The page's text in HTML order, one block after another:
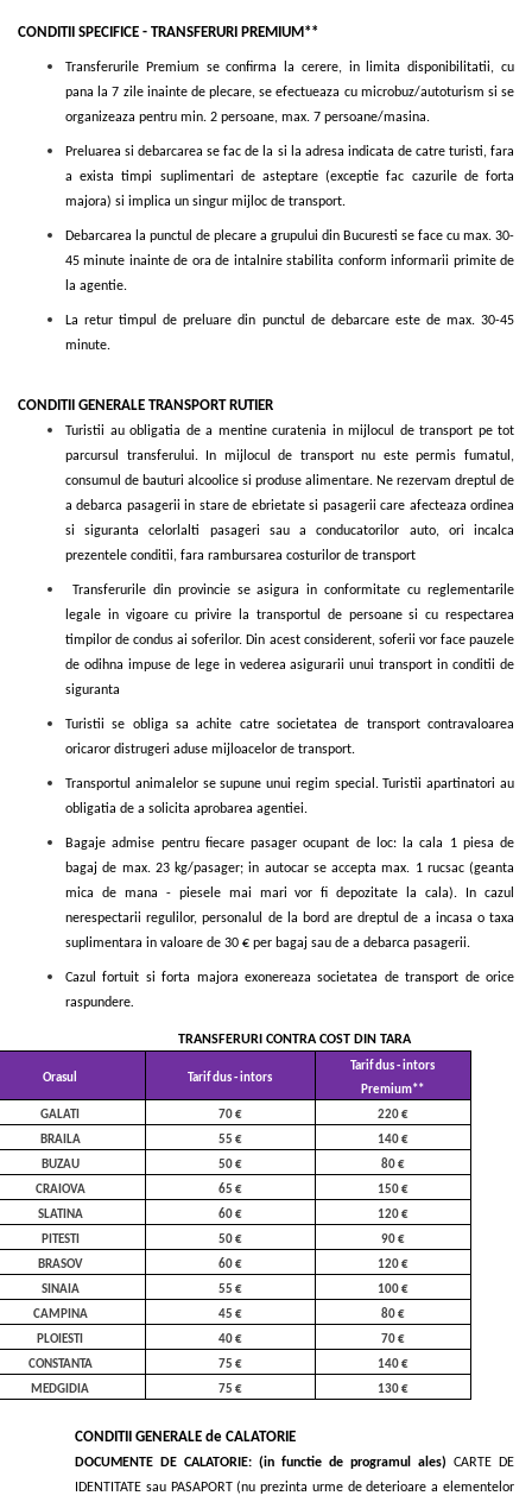
CONDITII SPECIFICE - TRANSFERURI PREMIUM**
Transferurile Premium se confirma la cerere, in limita disponibilitatii, cu
pana la 7 zile inainte de plecare, se efectueaza cu microbuz/autoturism si se
organizeaza pentru min. 2 persoane, max. 7 persoane/masina.
Preluarea si debarcarea se fac de la si la adresa indicata de catre turisti, fara
a exista timpi suplimentari de asteptare (exceptie fac cazurile de forta
majora) si implica un singur mijloc de transport.
Debarcarea la punctul de plecare a grupului din Bucuresti se face cu max. 30-
45 minute inainte de ora de intalnire stabilita conform informarii primite de
la agentie.
La retur timpul de preluare din punctul de debarcare este de max. 30-45
minute.
CONDITII GENERALE TRANSPORT RUTIER
Turistii au obligatia de a mentine curatenia in mijlocul de transport pe tot
parcursul transferului. In mijlocul de transport nu este permis fumatul,
consumul de bauturi alcoolice si produse alimentare. Ne rezervam dreptul de
a debarca pasagerii in stare de ebrietate si pasagerii care afecteaza ordinea
si siguranta celorlalti pasageri sau a conducatorilor auto, ori incalca
prezentele conditii, fara rambursarea costurilor de transport
Transferurile din provincie se asigura in conformitate cu reglementarile
legale in vigoare cu privire la transportul de persoane si cu respectarea
timpilor de condus ai soferilor. Din acest considerent, soferii vor face pauzele
de odihna impuse de lege in vederea asigurarii unui transport in conditii de
siguranta
Turistii se obliga sa achite catre societatea de transport contravaloarea
oricaror distrugeri aduse mijloacelor de transport.
Transportul animalelor se supune unui regim special. Turistii apartinatori au
obligatia de a solicita aprobarea agentiei.
Bagaje admise pentru fiecare pasager ocupant de loc: la cala 1 piesa de
bagaj de max. 23 kg/pasager; in autocar se accepta max. 1 rucsac (geanta
mica de mana - piesele mai mari vor fi depozitate la cala). In cazul
nerespectarii regulilor, personalul de la bord are dreptul de a incasa o taxa
suplimentara in valoare de 30 € per bagaj sau de a debarca pasagerii.
Cazul fortuit si forta majora exonereaza societatea de transport de orice
raspundere.
TRANSFERURI CONTRA COST DIN TARA
Orasul Tarif dus - intors
Tarif dus - intors
Premium**
GALATI
70 €
220 €
BRAILA
55 €
140 €
BUZAU
50 €
80 €
CRAIOVA
65 €
150 €
SLATINA
60 €
120 €
PITESTI
50 €
90 €
BRASOV
60 €
120 €
SINAIA
55 €
100 €
CAMPINA
45 €
80 €
PLOIESTI
40 €
70 €
CONSTANTA
75 €
140 €
MEDGIDIA
75 € 130 €
CONDITII GENERALE de CALATORIE
DOCUMENTE DE CALATORIE: (in functie de programul ales) CARTE DE
IDENTITATE sau PASAPORT (nu prezinta urme de deterioare a elementelor